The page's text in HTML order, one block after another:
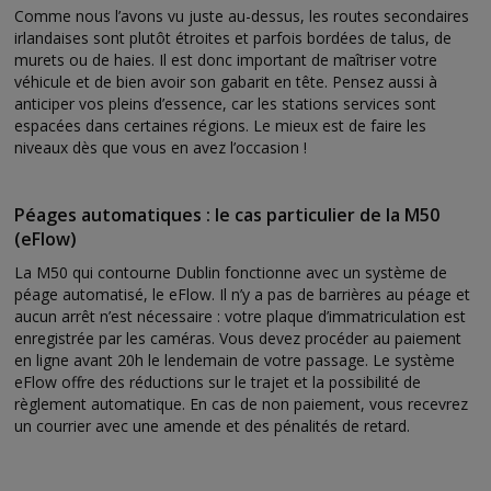
Comme nous l’avons vu juste au-dessus, les routes secondaires
irlandaises sont plutôt étroites et parfois bordées de talus, de
murets ou de haies. Il est donc important de maîtriser votre
véhicule et de bien avoir son gabarit en tête. Pensez aussi à
anticiper vos pleins d’essence, car les stations services sont
espacées dans certaines régions. Le mieux est de faire les
niveaux dès que vous en avez l’occasion !
Péages automatiques : le cas particulier de la M50
(eFlow)
La M50 qui contourne Dublin fonctionne avec un système de
péage automatisé, le eFlow. Il n’y a pas de barrières au péage et
aucun arrêt n’est nécessaire : votre plaque d’immatriculation est
enregistrée par les caméras. Vous devez procéder au paiement
en ligne avant 20h le lendemain de votre passage. Le système
eFlow offre des réductions sur le trajet et la possibilité de
règlement automatique. En cas de non paiement, vous recevrez
un courrier avec une amende et des pénalités de retard.